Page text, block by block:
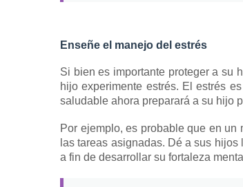
Enseñe el manejo del estrés
Si bien es importante proteger a su
hijo experimente estrés. El estrés
saludable ahora preparará a su hijo
Por ejemplo, es probable que en un
las tareas asignadas. Dé a sus hijos
a fin de desarrollar su fortaleza